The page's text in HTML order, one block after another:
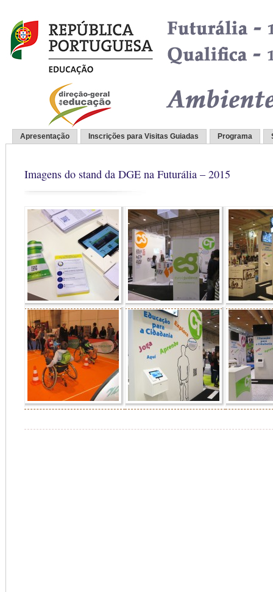
Apresentação Inscrições para Visitas Guiadas Programa
Imagens do stand da DGE na Futurália – 2015